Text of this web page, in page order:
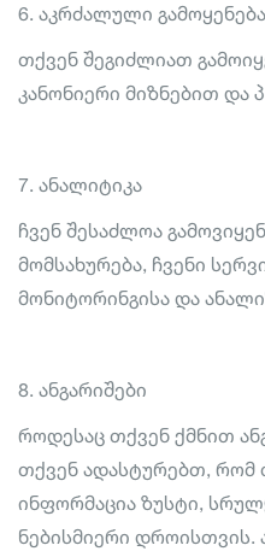
6. აკრძალული გამოყენება
თქვენ შეგიძლიათ
კანონიერი მიზნებით და
7. ანალიტიკა
ჩვენ შესაძლოა
მომსახურება, ჩვენი
მონიტორინგისა და
8. ანგარიშები
როდესაც თქვენ ქმნით
თქვენ ადასტურებთ, რომ
ინფორმაცია ზუსტი,
ნებისმიერი დროისთვის.